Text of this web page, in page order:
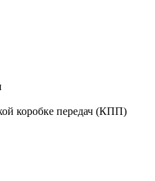
коробке передач (КПП)